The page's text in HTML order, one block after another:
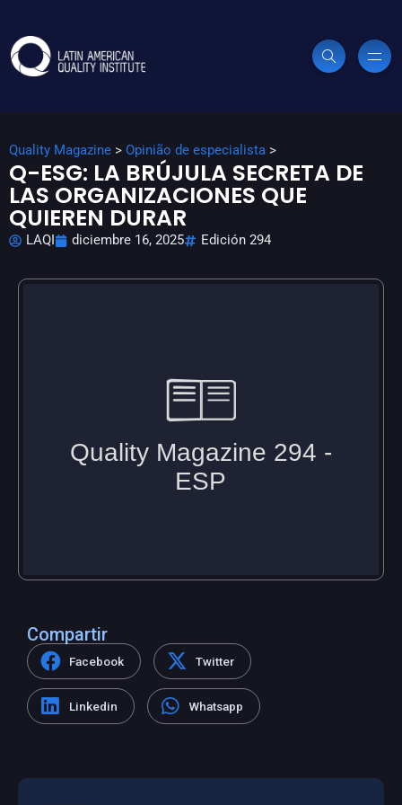
Quality Magazine > Opinião de especialista >
Q-ESG: LA BRÚJULA SECRETA DE
LAS ORGANIZACIONES QUE
QUIEREN DURAR
LAQI diciembre 16, 2025 Edición 294
Compartir
Facebook Twitter
Linkedin Whatsapp